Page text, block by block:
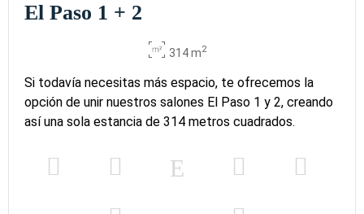
El Paso 1 + 2
314 m2
Si todavía necesitas más espacio, te ofrecemos la
opción de unir nuestros salones El Paso 1 y 2, creando
así una sola estancia de 314 metros cuadrados.